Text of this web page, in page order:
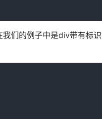
们的例子中是div带有标